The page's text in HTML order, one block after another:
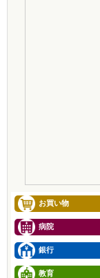
お買い物
病院
銀行
教育